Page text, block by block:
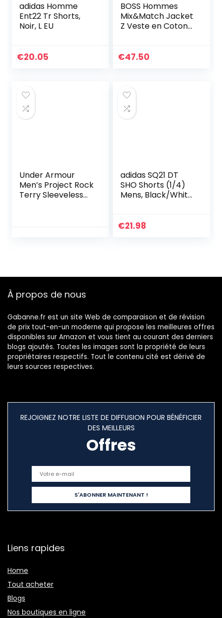
adidas Homme
Ent22 Tr Shorts,
Noir, L EU
€20.05
BOSS Hommes
Mix&Match Jacket
Z Veste en Coton
€47.50
Under Armour
Men’s Project Rock
Terry Sleeveless
adidas SQ21 DT
SHO Shorts (1/4)
Mens, Black/White,
€21.98
À propos de nous
Gabanne.fr est un site Web de comparaison et de révision
de prix tout-en-un moderne qui propose les meilleures offres
disponibles sur Amazon et vous tient au courant des derniers
blogs ajoutés. Toutes les images sont la propriété de leurs
propriétaires respectifs. Tout le contenu cité est dérivé de
leurs sources respectives.
REJOIGNEZ NOTRE LISTE DE DIFFUSION POUR BÉNÉFICIER
DES MEILLEURS
Offres
Liens rapides
Home
Tout acheter
Blogs
Nos boutiques en ligne